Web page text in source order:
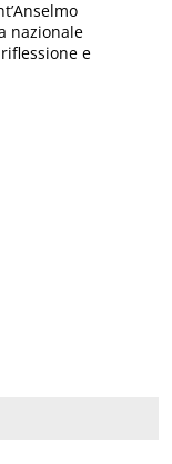
nazionale
e